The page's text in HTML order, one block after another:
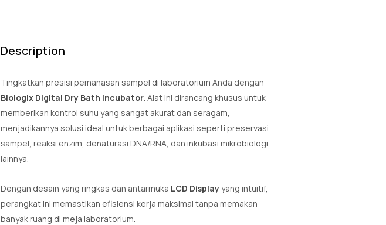
Description
Tingkatkan presisi pemanasan sampel di laboratorium Anda dengan
Biologix Digital Dry Bath Incubator . Alat ini dirancang khusus untuk
memberikan kontrol suhu yang sangat akurat dan seragam,
menjadikannya solusi ideal untuk berbagai aplikasi seperti preservasi
sampel, reaksi enzim, denaturasi DNA/RNA, dan inkubasi mikrobiologi
lainnya.
Dengan desain yang ringkas dan antarmuka LCD Display yang intuitif,
perangkat ini memastikan efisiensi kerja maksimal tanpa memakan
banyak ruang di meja laboratorium.